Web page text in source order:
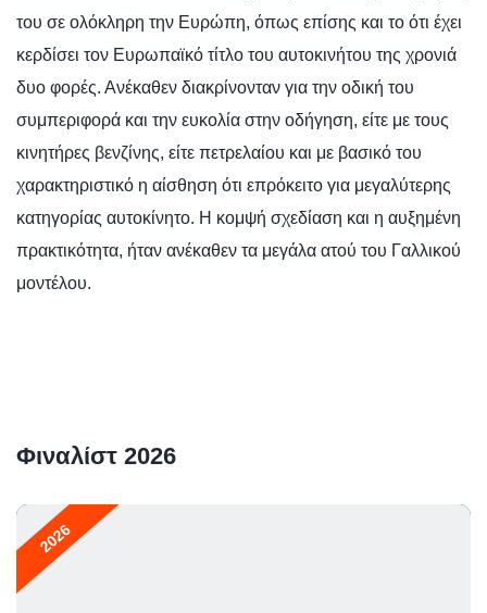
του σε ολόκληρη την Ευρώπη, όπως επίσης και το ότι έχει
κερδίσει τον Ευρωπαϊκό τίτλο του αυτοκινήτου της χρονιά
δυο φορές. Ανέκαθεν διακρίνονταν για την οδική του
συμπεριφορά και την ευκολία στην οδήγηση, είτε με τους
κινητήρες βενζίνης, είτε πετρελαίου και με βασικό του
χαρακτηριστικό η αίσθηση ότι επρόκειτο για μεγαλύτερης
κατηγορίας αυτοκίνητο. Η κομψή σχεδίαση και η αυξημένη
πρακτικότητα, ήταν ανέκαθεν τα μεγάλα ατού του Γαλλικού
μοντέλου.
Φιναλίστ 2026
2026